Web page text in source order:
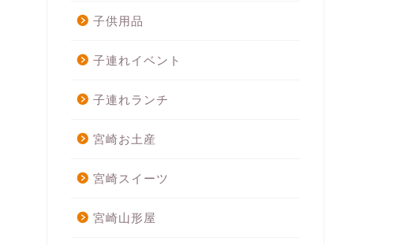
子供用品
子連れイベント
子連れランチ
宮崎お土産
宮崎スイーツ
宮崎山形屋